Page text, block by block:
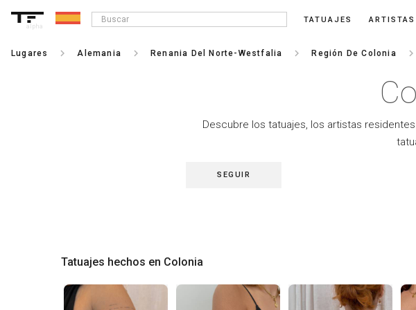
alpha
TATUAJES ARTISTAS
Lugares keyboard_arrow_right Alemania keyboard_arrow_right Renania Del Norte-Westfalia keyboard_arrow_right Región De Colonia keyboard_arrow_right
Descubre los tatuajes, los artistas
SEGUIR
Tatuajes hechos en Colonia